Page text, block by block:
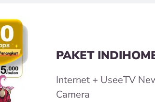
PAKET
Internet + UseeTV
Camera